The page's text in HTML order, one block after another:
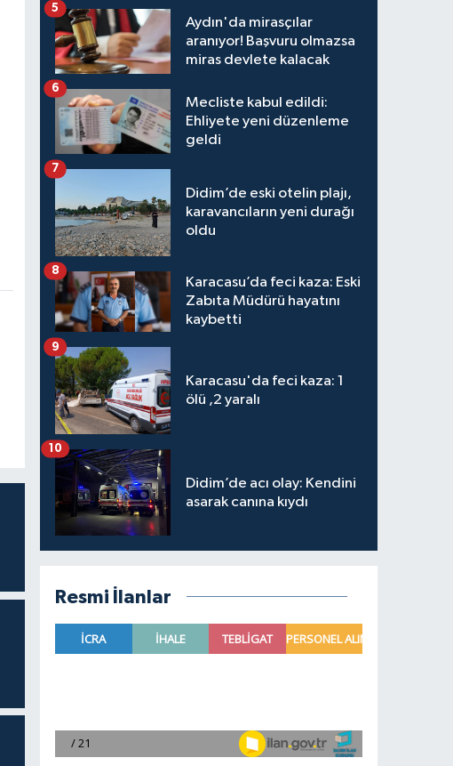
Aydın'da mirasçılar
aranıyor! Başvuru olmazsa
miras devlete kalacak
5
Mecliste kabul edildi:
Ehliyete yeni düzenleme
geldi
6
Didim’de eski otelin plajı,
karavancıların yeni durağı
oldu
7
Karacasu’da feci kaza: Eski
Zabıta Müdürü hayatını
kaybetti
8
Karacasu'da feci kaza: 1
ölü ,2 yaralı
9
Didim’de acı olay: Kendini
asarak canına kıydı
10
Resmi İlanlar